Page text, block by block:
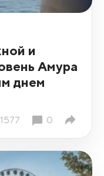
и
Амура
днем
1577 0